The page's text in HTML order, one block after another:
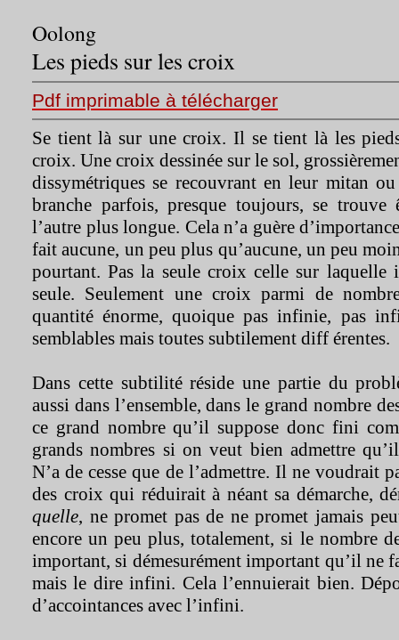
Oolong
Les pieds sur les croix
Pdf imprimable à télécharger
Se tient là sur une croix. Il se tient là les
croix. Une croix dessinée sur le sol,
dissymétriques se recouvrant en leur mitan
branche parfois, presque toujours, se trouve
l’autre plus longue. Cela n’a guère
fait aucune, un peu plus qu’aucune, un peu
pourtant. Pas la seule croix celle sur laquelle
seule. Seulement une croix parmi de
quantité énorme, quoique pas infinie, pas
semblables mais toutes subtilement diff érentes.
Dans cette subtilité réside une partie du
aussi dans l’ensemble, dans le grand nombre
ce grand nombre qu’il suppose donc fini
grands nombres si on veut bien admettre
N’a de cesse que de l’admettre. Il ne voudrait
des croix qui réduirait à néant sa démarche,
quelle, ne promet pas de ne promet jamais
encore un peu plus, totalement, si le nombre
important, si démesurément important qu’il ne
mais le dire infini. Cela l’ennuierait bien.
d’accointances avec l’infini.